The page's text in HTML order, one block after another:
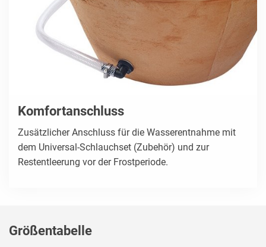
Komfortanschluss
Zusätzlicher Anschluss für die Wasserentnahme mit
dem Universal-Schlauchset (Zubehör) und zur
Restentleerung vor der Frostperiode.
Größentabelle